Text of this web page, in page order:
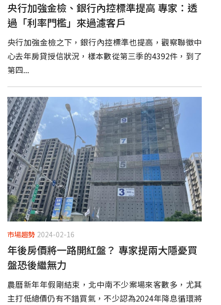
央行加強金檢、銀行內控標準提高 專家：透
過「利率門檻」來過濾客戶
央行加強金檢之下，銀行內控標準也提高，觀察聯徵中
心去年房貸授信狀況，樣本數從第三季的4392件，到了
第四...
市場趨勢 2024-02-16
年後房價將一路開紅盤？ 專家提兩大隱憂買
盤恐後繼無力
農曆新年年假剛結束，北中南不少案場來客數多，尤其
主打低總價仍有不錯買氣，不少認為2024年降息循環將